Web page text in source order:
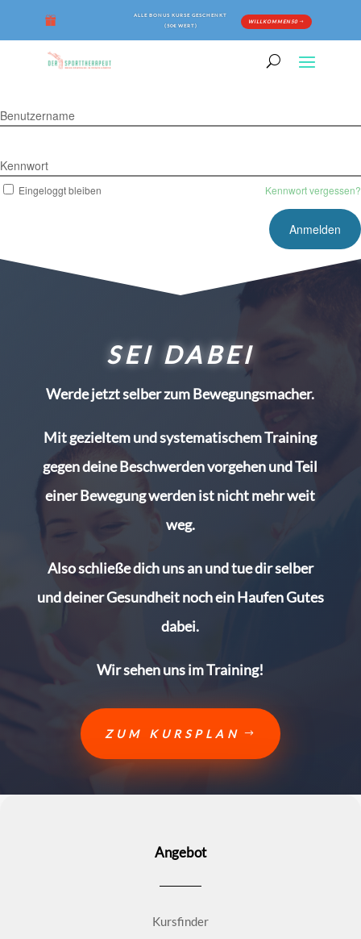
ALLE BONUS KURSE GESCHENKT
(50€ WERT)
WILLKOMMEN50
Benutzername
Kennwort
Eingeloggt bleiben Kennwort vergessen?
SEI DABEI
Werde jetzt selber zum Bewegungsmacher.
Mit gezieltem und systematischem Training
gegen deine Beschwerden vorgehen und Teil
einer Bewegung werden ist nicht mehr weit
weg.
Also schließe dich uns an und tue dir selber
und deiner Gesundheit noch ein Haufen Gutes
dabei.
Wir sehen uns im Training!
ZUM KURSPLAN
Angebot
Kursfinder